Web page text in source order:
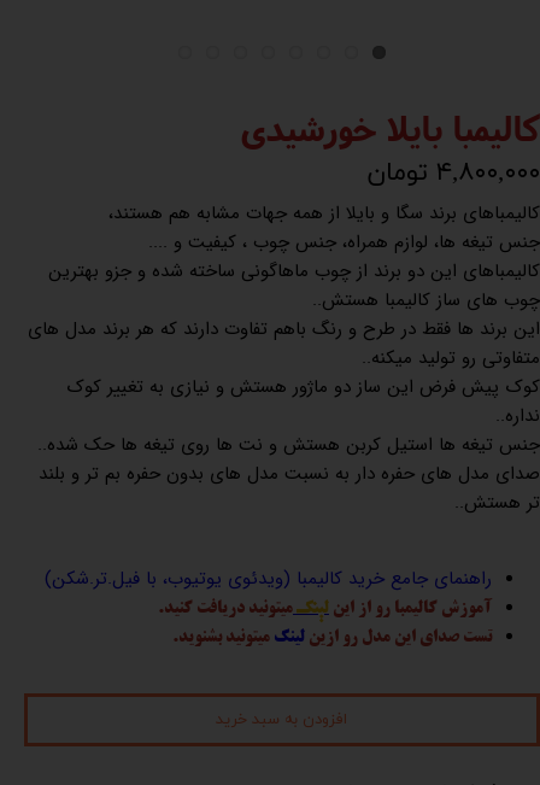
کالیمبا بایلا خورشیدی
۴,۸۰۰,۰۰۰ تومان
کالیمباهای برند سگا و بایلا از همه جهات مشابه هم هستند،
جنس تیغه ها، لوازم همراه، جنس چوب ، کیفیت و ....
کالیمباهای این دو برند از چوب ماهاگونی ساخته شده و جزو بهترین
چوب های ساز کالیمبا هستش..
این برند ها فقط در طرح و رنگ باهم تفاوت دارند که هر برند مدل های
متفاوتی رو تولید میکنه..
کوک پیش فرض این ساز دو ماژور هستش و نیازی به تغییر کوک
نداره..
جنس تیغه ها استیل کربن هستش و نت ها روی تیغه ها حک شده..
صدای مدل های حفره دار به نسبت مدل های بدون حفره بم تر و بلند
تر هستش..
راهنمای جامع خرید کالیمبا (ویدئوی یوتیوب، با فیل.تر.شکن)
آموزش کالیمبا رو از اینلینکمیتونید دریافت کنید.
تست صدای این مدل رو ازین لینکمیتونید بشنوید.
افزودن به سبد خرید